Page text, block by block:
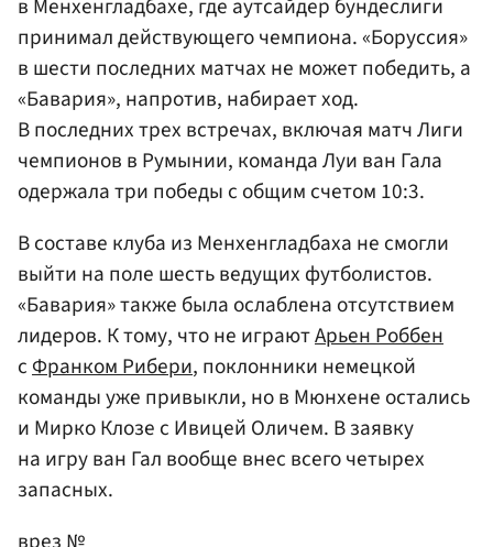
принимал действующего чемпиона. «Боруссия»
в шести последних матчах не может победить, а
«Бавария», напротив, набирает ход.
В последних трех встречах, включая матч Лиги
чемпионов в Румынии, команда Луи ван Гала
одержала три победы с общим счетом 10:3.
В составе клуба из Менхенгладбаха не смогли
выйти на поле шесть ведущих футболистов.
«Бавария» также была ослаблена отсутствием
лидеров. К тому, что не играютАрьен Роббен
сФранком Рибери, поклонники немецкой
команды уже привыкли, но в Мюнхене остались
и Мирко Клозе с Ивицей Оличем. В заявку
на игру ван Гал вообще внес всего четырех
запасных.